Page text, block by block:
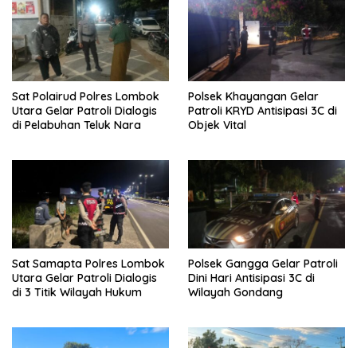
Sat Polairud Polres Lombok
Utara Gelar Patroli Dialogis
di Pelabuhan Teluk Nara
Polsek Khayangan Gelar
Patroli KRYD Antisipasi 3C di
Objek Vital
Sat Samapta Polres Lombok
Utara Gelar Patroli Dialogis
di 3 Titik Wilayah Hukum
Polsek Gangga Gelar Patroli
Dini Hari Antisipasi 3C di
Wilayah Gondang